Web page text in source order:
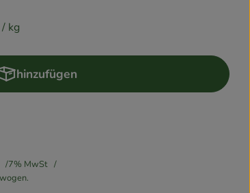
/ kg
hinzufügen
Produkt zum Warenkorb hinzufügen
7% MwSt